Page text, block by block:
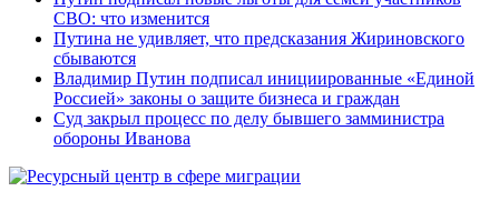
СВО: что изменится
Путина не удивляет, что предсказания Жириновского
сбываются
Владимир Путин подписал инициированные «Единой
Россией» законы о защите бизнеса и граждан
Cуд закрыл процесс по делу бывшего замминистра
обороны Иванова